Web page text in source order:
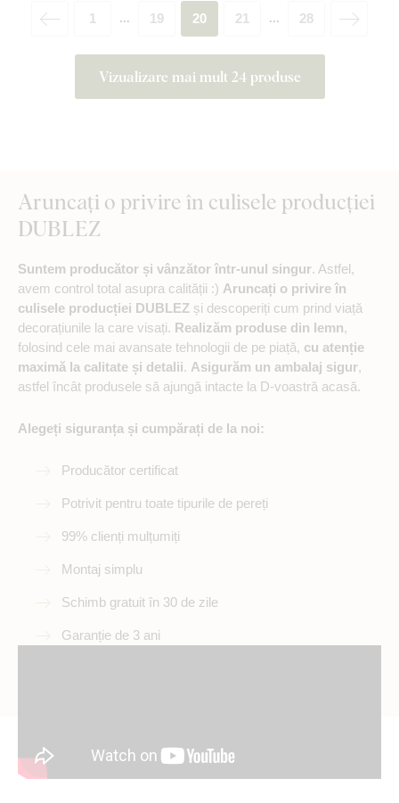
Vizualizare mai mult 24 produse
1 ... 19 20 21 ... 28
Aruncați o privire în culisele producției
DUBLEZ
Suntem producător și vânzător într-unul singur. Astfel,
avem control total asupra calității :) Aruncați o privire în
culisele producției DUBLEZ și descoperiți cum prind viață
decorațiunile la care visați. Realizăm produse din lemn,
folosind cele mai avansate tehnologii de pe piață, cu atenție
maximă la calitate și detalii. Asigurăm un ambalaj sigur,
astfel încât produsele să ajungă intacte la D-voastră acasă.
Alegeți siguranța și cumpărați de la noi:
Producător certificat
Potrivit pentru toate tipurile de pereți
99% clienți mulțumiți
Montaj simplu
Schimb gratuit în 30 de zile
Garanție de 3 ani